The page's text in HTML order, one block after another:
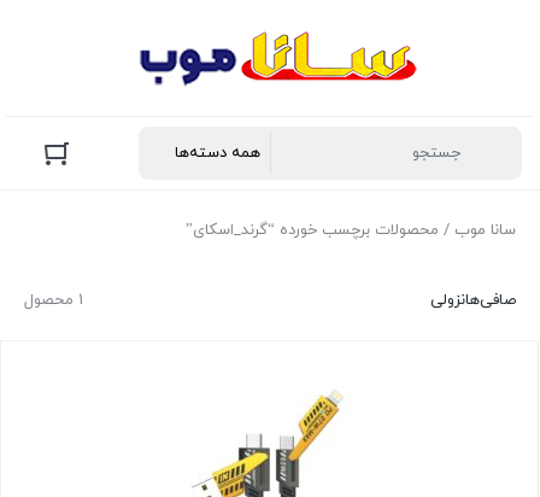
سانا موب / محصولات برچسب خورده “گرند_اسکای”
1 محصول صافی‌هانزولی